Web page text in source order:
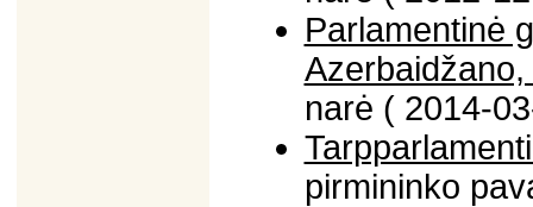
Parlamentinė
narė ( 2014-
pirmininko